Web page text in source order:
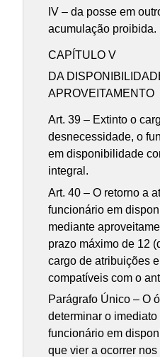
IV – da posse em
acumulação proibida.
CAPÍTULO V
DA
APROVEITAMENTO
Art. 39 – Extinto o
desnecessidade, o
em disponibilidade
integral.
Art. 40 – O retorno a
funcionário em
mediante
prazo máximo de 12
cargo de atribuições
compatíveis com o
Parágrafo Único – O
determinar o
funcionário em
que vier a ocorrer